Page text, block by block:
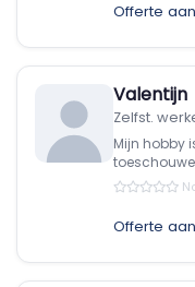
Offerte
Valentijn
Zelfst.
Mijn hobby
Offerte